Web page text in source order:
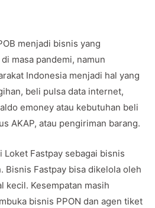
menjadi bisnis yang
masa pandemi, namun
Indonesia menjadi hal yang
beli pulsa data internet,
emoney atau kebutuhan beli
AKAP, atau pengiriman barang.
Loket Fastpay sebagai bisnis
Bisnis Fastpay bisa dikelola oleh
kecil. Kesempatan masih
bisnis PPON dan agen tiket